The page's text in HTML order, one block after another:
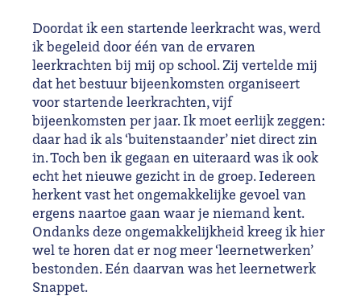
Doordat ik een startende leerkracht was, werd
ik begeleid door één van de ervaren
leerkrachten bij mij op school. Zij vertelde mij
dat het bestuur bijeenkomsten organiseert
voor startende leerkrachten, vijf
bijeenkomsten per jaar. Ik moet eerlijk zeggen:
daar had ik als ‘buitenstaander’ niet direct zin
in. Toch ben ik gegaan en uiteraard was ik ook
echt het nieuwe gezicht in de groep. Iedereen
herkent vast het ongemakkelijke gevoel van
ergens naartoe gaan waar je niemand kent.
Ondanks deze ongemakkelijkheid kreeg ik hier
wel te horen dat er nog meer ‘leernetwerken’
bestonden. Eén daarvan was het leernetwerk
Snappet.